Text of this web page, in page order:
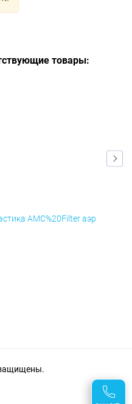
товары:
AMC%20Filter аэр